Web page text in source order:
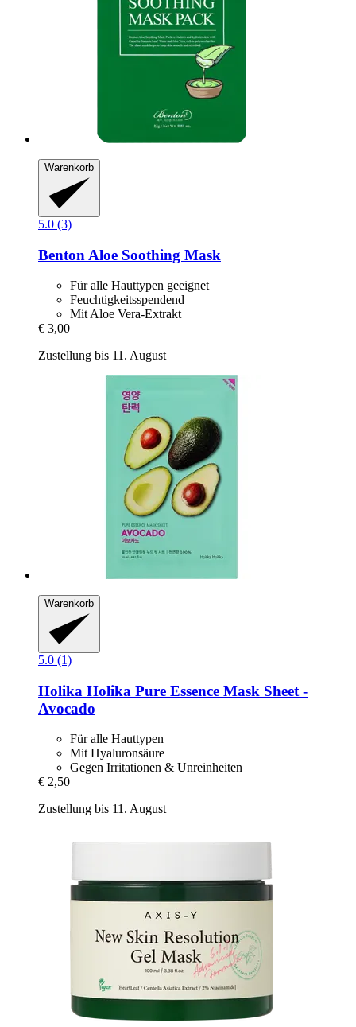
Warenkorb
5.0 (3)
Benton Aloe Soothing Mask
Für alle Hauttypen geeignet
Feuchtigkeitsspendend
Mit Aloe Vera-Extrakt
€ 3,00
Zustellung bis 11. August
Warenkorb
5.0 (1)
Holika Holika Pure Essence Mask Sheet -​
Avocado
Für alle Hauttypen
Mit Hyaluronsäure
Gegen Irritationen & Unreinheiten
€ 2,50
Zustellung bis 11. August